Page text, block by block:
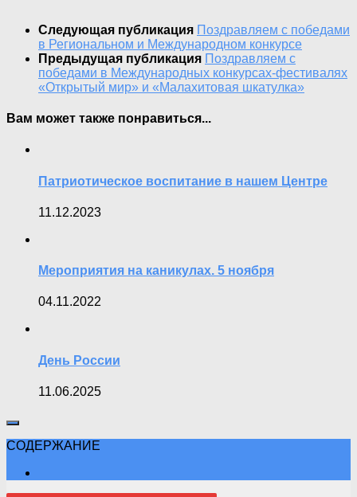
Следующая публикация Поздравляем с победами
в Региональном и Международном конкурсе
Предыдущая публикация Поздравляем с
победами в Международных конкурсах-фестивалях
«Открытый мир» и «Малахитовая шкатулка»
Вам может также понравиться...
Патриотическое воспитание в нашем Центре
11.12.2023
Мероприятия на каникулах. 5 ноября
04.11.2022
День России
11.06.2025
СОДЕРЖАНИЕ